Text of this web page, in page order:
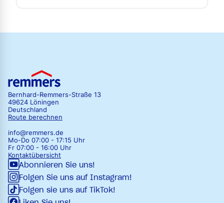
Bernhard-Remmers-Straße 13
49624 Löningen
Deutschland
Route berechnen
info@remmers.de
Mo-Do 07:00 - 17:15 Uhr
Fr 07:00 - 16:00 Uhr
Kontaktübersicht
Abonnieren Sie uns!
Folgen Sie uns auf Instagram!
Folgen sie uns auf TikTok!